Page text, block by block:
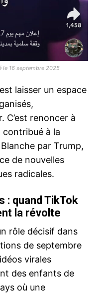
le 16 septembre 2025
laisser un espace
C’est renoncer à
contribué à la
par Trump,
de nouvelles
radicales.
: quand TikTok
la révolte
rôle décisif dans
de septembre
virales
des enfants de
où une